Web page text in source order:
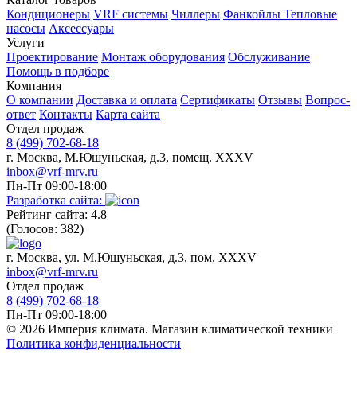
Кондиционеры VRF системы Чиллеры Фанкойлы Тепловые
насосы Аксессуары
Услуги
Проектирование Монтаж оборудования Обслуживание
Помощь в подборе
Компания
О компании Доставка и оплата Сертификаты Отзывы Вопрос-
ответ Контакты Карта сайта
Отдел продаж
8 (499) 702-68-18
г. Москва, М.Юшуньская, д.3, помещ. XXXV
inbox@vrf-mrv.ru
Пн-Пт 09:00-18:00
Разработка сайта:
Рейтинг сайта: 4.8
(Голосов: 382)
г. Москва, ул. М.Юшуньская, д.3, пом. XXXV
inbox@vrf-mrv.ru
Отдел продаж
8 (499) 702-68-18
Пн-Пт 09:00-18:00
© 2026 Империя климата. Магазин климатической техники
Политика конфиденциальности